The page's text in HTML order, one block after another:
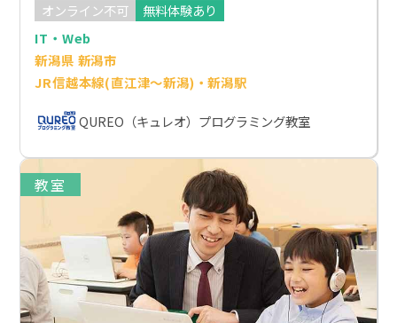
オンライン不可
無料体験あり
IT・Web
新潟県 新潟市
JR信越本線(直江津～新潟)・新潟駅
QUREO（キュレオ）プログラミング教室
教室